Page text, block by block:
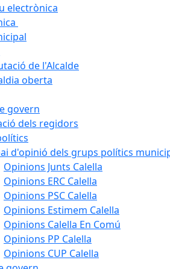
electrònica
de l'Alcalde
oberta
govern
dels regidors
d'opinió dels grups polítics
Opinions Junts Calella
Opinions ERC Calella
Opinions PSC Calella
Opinions Estimem Calella
Opinions Calella En Comú
Opinions PP Calella
Opinions CUP Calella